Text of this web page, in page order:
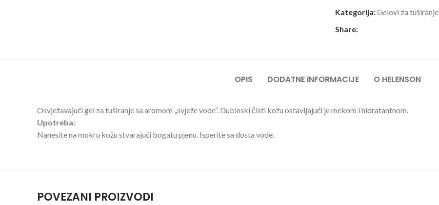
Kategorija:Gelovi za tuširanje
Share:
OPIS DODATNE INFORMACIJE O HELENSON
Osvježavajući gel za tuširanje sa aromom „svježe vode“. Dubinski čisti kožu ostavljajući je mekom i hidratantnom.
Upotreba:
Nanesite na mokru kožu stvarajući bogatu pjenu. Isperite sa dosta vode.
POVEZANI PROIZVODI